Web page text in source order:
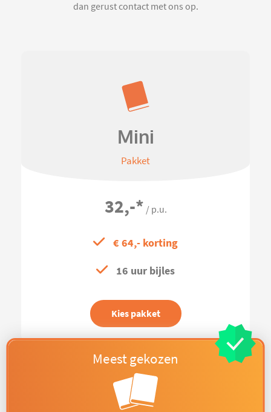
dan gerust contact met ons op.
Mini
Pakket
32,-* / p.u.
€ 64,- korting
16 uur bijles
Kies pakket